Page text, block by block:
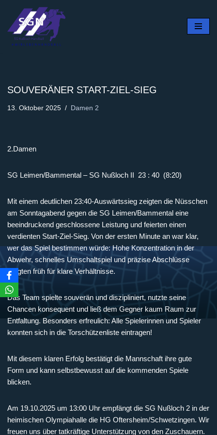
Zum
Inhalt
SOUVERÄNER START-ZIEL-SIEG
13. Oktober 2025 Damen 2
2.Damen
SG Leimen/Bammental – SG Nußloch II 23 : 40 (8:20)
Mit einem deutlichen 23:40-Auswärtssieg zeigten die Nüsschen
am Sonntagabend gegen die SG Leimen/Bammental eine
beeindruckend geschlossene Leistung und feierten einen
verdienten Start-Ziel-Sieg. Von der ersten Minute an war klar,
wer das Spiel bestimmen würde: Hohe Konzentration in der
Abwehr, schnelles Umschaltspiel und präzise Abschlüsse
sorgten früh für klare Verhältnisse.
Das Team spielte souverän und diszipliniert, nutzte seine
Chancen konsequent und ließ dem Gegner kaum Raum zur
Entfaltung. Besonders erfreulich: Alle Spielerinnen und Spieler
konnten sich in die Torschützenliste eintragen!
Mit diesem klaren Erfolg bestätigt die Mannschaft ihre gute
Form und kann selbstbewusst auf die kommenden Spiele
blicken.
Am 19.10.2025 um 13:00 Uhr empfängt die SG Nußloch 2 in der
heimischen Olympiahalle die HG Oftersheim/Schwetzingen. Wir
freuen uns über tatkräftige Unterstützung von den Zuschauern.